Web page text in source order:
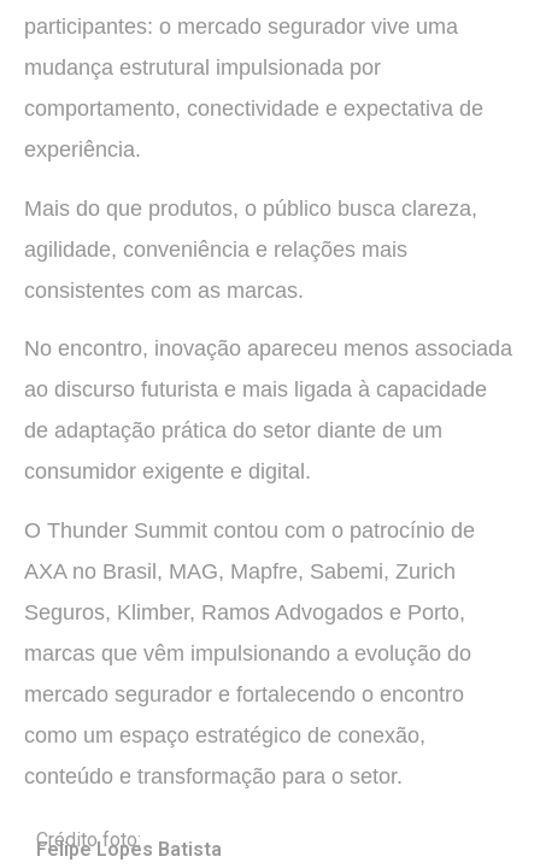
participantes: o mercado segurador vive uma
mudança estrutural impulsionada por
comportamento, conectividade e expectativa de
experiência.
Mais do que produtos, o público busca clareza,
agilidade, conveniência e relações mais
consistentes com as marcas.
No encontro, inovação apareceu menos associada
ao discurso futurista e mais ligada à capacidade
de adaptação prática do setor diante de um
consumidor exigente e digital.
O Thunder Summit contou com o patrocínio de
AXA no Brasil, MAG, Mapfre, Sabemi, Zurich
Seguros, Klimber, Ramos Advogados e Porto,
marcas que vêm impulsionando a evolução do
mercado segurador e fortalecendo o encontro
como um espaço estratégico de conexão,
conteúdo e transformação para o setor.
Crédito foto:
Felipe Lopes Batista